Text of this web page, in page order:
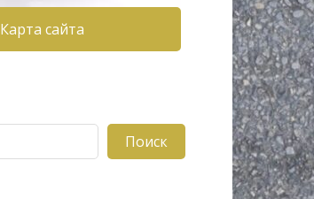
Карта сайта
Поиск